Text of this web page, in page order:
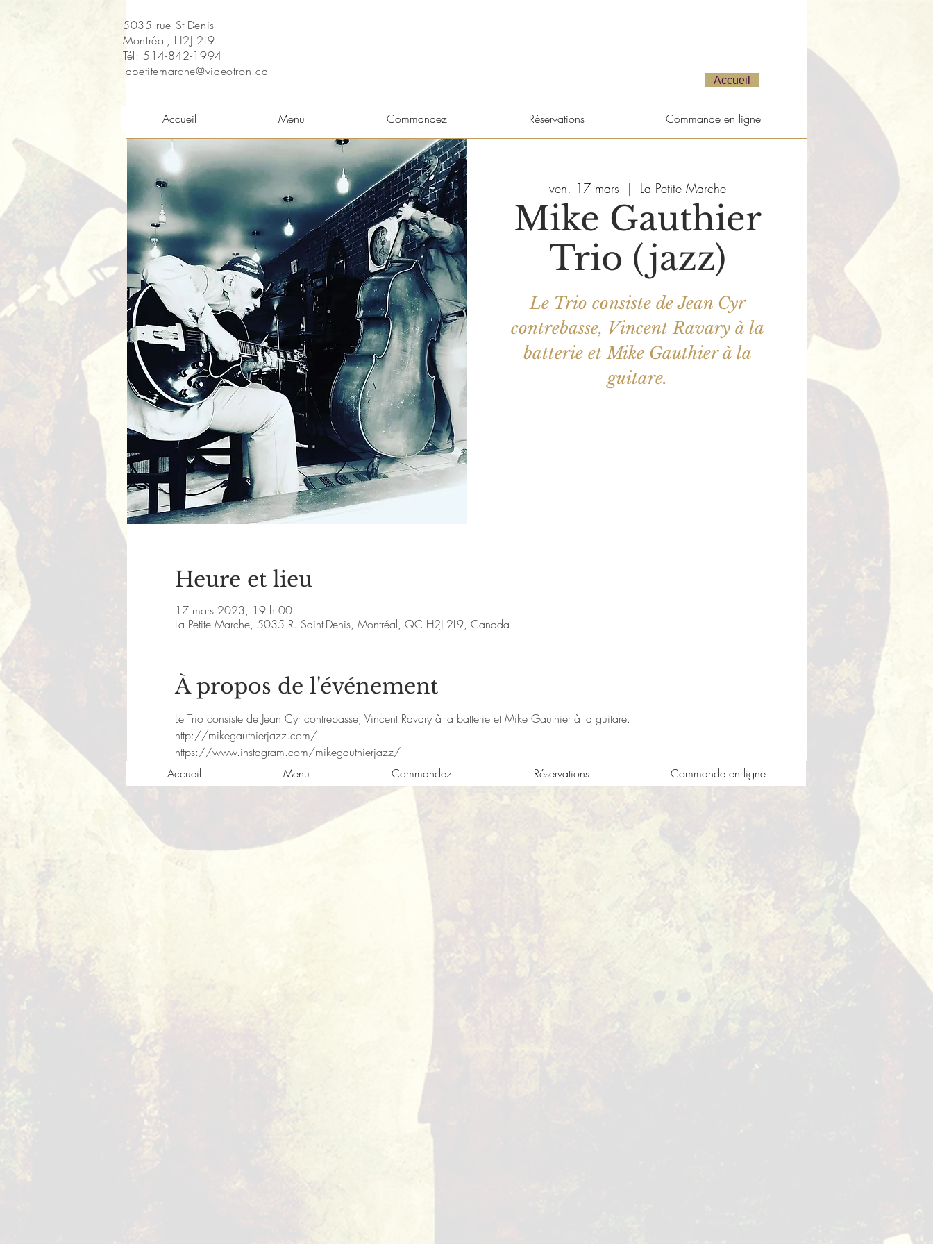
5035 rue St-Denis
Montréal, H2J 2L9
Tél: 514-842-1994
lapetitemarche@videotron.ca
Accueil
Accueil Menu Commandez Réservations Commande en ligne
ven. 17 mars
  |
La Petite Marche
Mike Gauthier
Trio (jazz)
Le Trio consiste de Jean Cyr
contrebasse, Vincent Ravary à la
batterie et Mike Gauthier à la
Heure et lieu
17 mars 2023, 19 h 00
La Petite Marche, 5035 R. Saint-Denis, Montréal, QC H2J 2L9, Canada
À propos de l'événement
Le Trio consiste de Jean Cyr contrebasse, Vincent Ravary à la batterie et Mike Gauthier à la guitare.
http://mikegauthierjazz.com/
https://www.instagram.com/mikegauthierjazz/
Accueil
Menu Commandez Réservations Commande en ligne